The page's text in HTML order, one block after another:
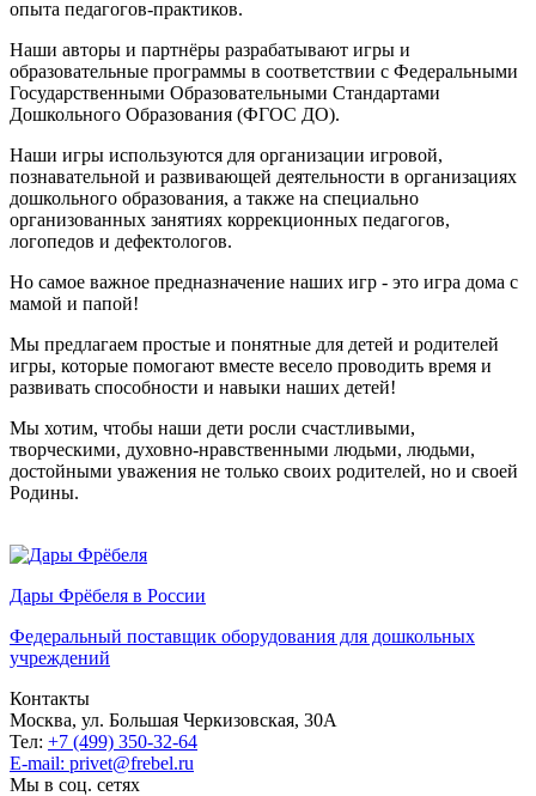
опыта педагогов-практиков.
Наши авторы и партнёры разрабатывают игры и
образовательные программы в соответствии с Федеральными
Государственными Образовательными Стандартами
Дошкольного Образования (ФГОС ДО).
Наши игры используются для организации игровой,
познавательной и развивающей деятельности в организациях
дошкольного образования, а также на специально
организованных занятиях коррекционных педагогов,
логопедов и дефектологов.
Но самое важное предназначение наших игр - это игра дома с
мамой и папой!
Мы предлагаем простые и понятные для детей и родителей
игры, которые помогают вместе весело проводить время и
развивать способности и навыки наших детей!
Мы хотим, чтобы наши дети росли счастливыми,
творческими, духовно-нравственными людьми, людьми,
достойными уважения не только своих родителей, но и своей
Родины.
Дары Фрёбеля в России
Федеральный поставщик оборудования для дошкольных
учреждений
Контакты
Москва, ул. Большая Черкизовская, 30А
Тел: +7 (499) 350-32-64
E-mail: privet@frebel.ru
Мы в соц. сетях